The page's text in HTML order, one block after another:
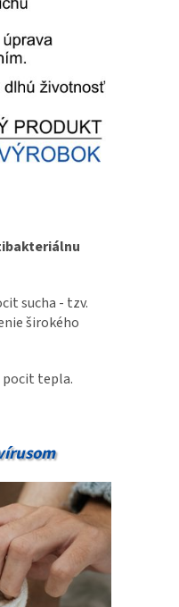
sucha - tzv.
širokého
pocit tepla.